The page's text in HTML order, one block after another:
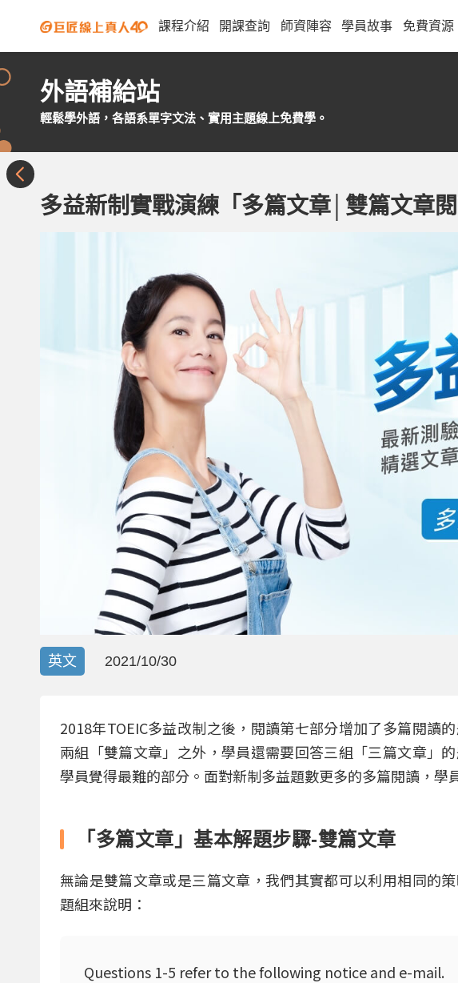
課程介紹 開課查詢 師資陣容 學員故事 免費資源
外語補給站
輕鬆學外語，各語系單字文法、實用主題線上免費學。
多益新制實戰演練「多篇文章│雙篇文章
英文 2021/10/30
2018年TOEIC多益改制之後，閱讀第七部分增加了多篇閱讀
兩組「雙篇文章」之外，學員還需要回答三組「三篇文章」
學員覺得最難的部分。面對新制多益題數更多的多篇閱讀，學
「多篇文章」基本解題步驟-雙篇文章
無論是雙篇文章或是三篇文章，我們其實都可以利用相同的
題組來說明：
Questions 1-5 refer to the following notice and e-mail.